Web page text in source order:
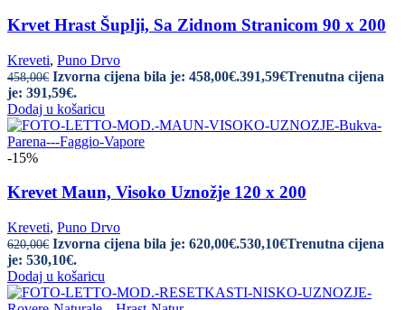
Krvet Hrast Šuplji, Sa Zidnom Stranicom 90 x 200
Kreveti, Puno Drvo
458,00€ Izvorna cijena bila je: 458,00€.391,59€Trenutna cijena
je: 391,59€.
Dodaj u košaricu
-15%
Krevet Maun, Visoko Uznožje 120 x 200
Kreveti, Puno Drvo
620,00€ Izvorna cijena bila je: 620,00€.530,10€Trenutna cijena
je: 530,10€.
Dodaj u košaricu